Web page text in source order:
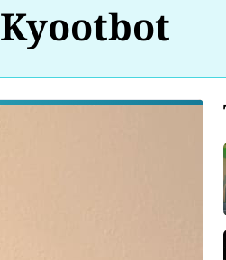
Kyootbot